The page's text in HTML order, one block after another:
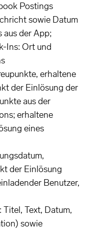
Postings
sowie Datum
aus der App;
Ins: Ort und
erhaltene
der Einlösung der
aus der
erhaltene
eines
der Einlösung
Benutzer,
Text, Datum,
sowie